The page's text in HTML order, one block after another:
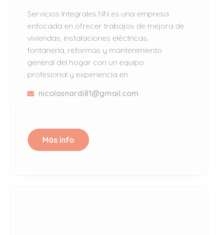
Servicios Integrales NN es una empresa
enfocada en ofrecer trabajos de mejora de
viviendas, instalaciones eléctricas,
fontanería, reformas y mantenimiento
general del hogar con un equipo
profesional y experiencia en
nicolasnardi81@gmail.com
Más info